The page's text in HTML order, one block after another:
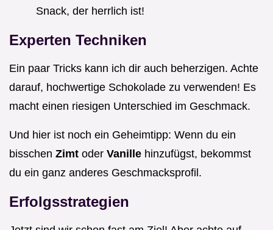
Snack, der herrlich ist!
Experten Techniken
Ein paar Tricks kann ich dir auch beherzigen. Achte
darauf, hochwertige Schokolade zu verwenden! Es
macht einen riesigen Unterschied im Geschmack.
Und hier ist noch ein Geheimtipp: Wenn du ein
bisschen Zimt oder Vanille hinzufügst, bekommst
du ein ganz anderes Geschmacksprofil.
Erfolgsstrategien